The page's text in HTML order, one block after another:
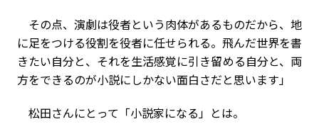
その点、演劇は役者という肉体があるものだから、地
に足をつける役割を役者に任せられる。飛んだ世界を書
きたい自分と、それを生活感覚に引き留める自分と、両
方をできるのが小説にしかない面白さだと思います」
松田さんにとって「小説家になる」とは。